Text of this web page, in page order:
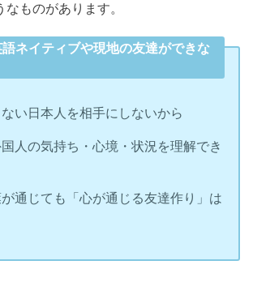
ものがあります。
ネイティブや現地の友達ができな
い日本人を相手にしないから
人の気持ち・心境・状況を理解でき
通じても「心が通じる友達作り」は